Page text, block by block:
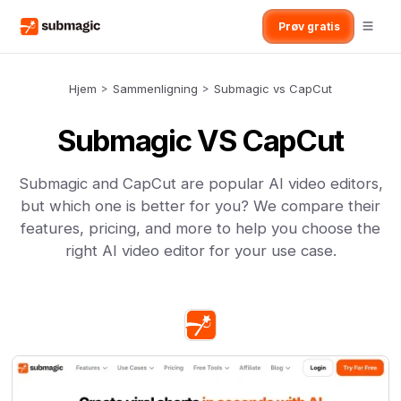
Prøv gratis
Hjem > Sammenligning > Submagic vs CapCut
Submagic VS CapCut
Submagic and CapCut are popular AI video editors,
but which one is better for you? We compare their
features, pricing, and more to help you choose the
right AI video editor for your use case.